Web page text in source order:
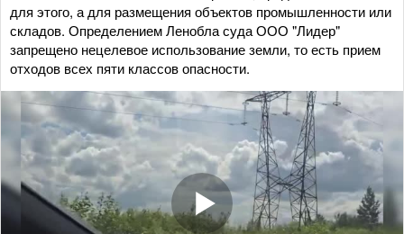
для этого, а для размещения объектов промышленности или
складов. Определением Ленобла суда ООО "Лидер"
запрещено нецелевое использование земли, то есть прием
отходов всех пяти классов опасности.